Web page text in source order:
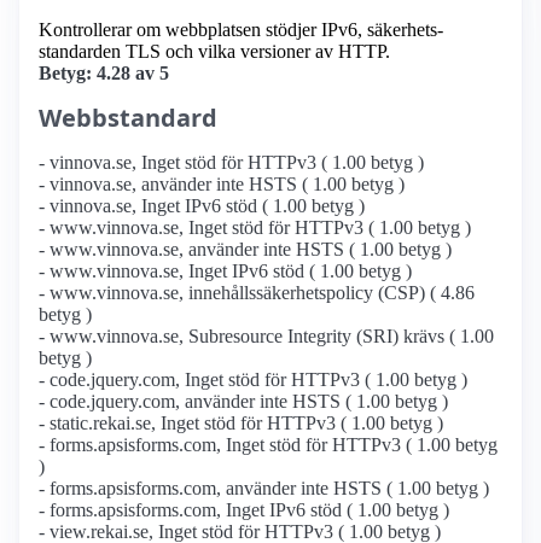
Kontrollerar om webbplatsen stödjer IPv6, säkerhets­
standarden TLS och vilka versioner av HTTP.
Betyg: 4.28 av 5
Webbstandard
- vinnova.se, Inget stöd för HTTPv3 ( 1.00 betyg )
- vinnova.se, använder inte HSTS ( 1.00 betyg )
- vinnova.se, Inget IPv6 stöd ( 1.00 betyg )
- www.vinnova.se, Inget stöd för HTTPv3 ( 1.00 betyg )
- www.vinnova.se, använder inte HSTS ( 1.00 betyg )
- www.vinnova.se, Inget IPv6 stöd ( 1.00 betyg )
- www.vinnova.se, innehållssäkerhetspolicy (CSP) ( 4.86
betyg )
- www.vinnova.se, Subresource Integrity (SRI) krävs ( 1.00
betyg )
- code.jquery.com, Inget stöd för HTTPv3 ( 1.00 betyg )
- code.jquery.com, använder inte HSTS ( 1.00 betyg )
- static.rekai.se, Inget stöd för HTTPv3 ( 1.00 betyg )
- forms.apsisforms.com, Inget stöd för HTTPv3 ( 1.00 betyg
)
- forms.apsisforms.com, använder inte HSTS ( 1.00 betyg )
- forms.apsisforms.com, Inget IPv6 stöd ( 1.00 betyg )
- view.rekai.se, Inget stöd för HTTPv3 ( 1.00 betyg )